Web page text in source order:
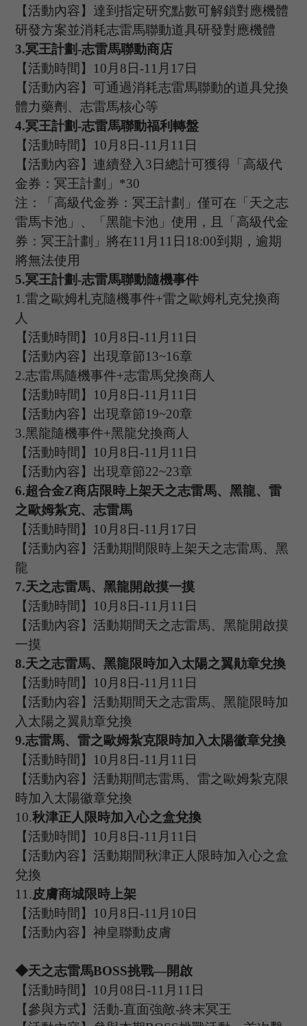
【活動內容】達到指定研究點數可解鎖對應機體
研發方案並消耗志雷馬聯動道具研發對應機體
3.冥王計劃-志雷馬聯動商店
【活動時間】 10 月 8 日-11 月 1 7 日
【活動內容】可通過消耗志雷馬聯動的道具兌換
體力藥劑、志雷馬核心等
4.冥王計劃-志雷馬聯動福利轉盤
【活動時間】 10 月 8 日-11 月 1 1 日
【活動內容】連續登入 3日總計可獲得「高級代
金券：冥王計劃」*30
注：「高級代金券：冥王計劃」僅可在「天之志
雷馬卡池」、「黑龍卡池」使用，且「高級代金
券：冥王計劃」將在11 月 1 1 日 1 8:00到期，逾期
將無法使用
5.冥王計劃-志雷馬聯動隨機事件
1.雷之歐姆札克隨機事件+雷之歐姆札克兌換商
人
【活動時間】 10 月 8 日-11 月 1 1 日
【活動內容】出現章節13~16章
2.志雷馬隨機事件+志雷馬兌換商人
【活動時間】 10 月 8 日-11 月 1 1 日
【活動內容】出現章節19~20章
3.黑龍隨機事件+黑龍兌換商人
【活動時間】 10 月 8 日-11 月 1 1 日
【活動內容】出現章節22~23章
6.超合金Z商店限時上架天之志雷馬、黑龍、雷
之歐姆紮克、志雷馬
【活動時間】 10 月 8 日-11 月 1 7 日
【活動內容】活動期間限時上架天之志雷馬、黑
龍
7.天之志雷馬、黑龍開啟摸一摸
【活動時間】 10 月 8 日-11 月 1 1 日
【活動內容】活動期間天之志雷馬、黑龍開啟摸
一摸
8.天之志雷馬、黑龍限時加入太陽之翼勛章兌換
【活動時間】 10 月 8 日-11 月 1 1 日
【活動內容】活動期間天之志雷馬、黑龍限時加
入太陽之翼勛章兌換
9.志雷馬、雷之歐姆紮克限時加入太陽徽章兌換
【活動時間】 10 月 8 日-11 月 1 1 日
【活動內容】活動期間志雷馬、雷之歐姆紮克限
時加入太陽徽章兌換
10.秋津正人限時加入心之盒兌換
【活動時間】 10 月 8 日-11 月 1 1 日
【活動內容】活動期間秋津正人限時加入心之盒
兌換
1 1.皮膚商城限時上架
【活動時間】 10 月 8 日-11 月 10 日
【活動內容】神皇聯動皮膚
◆天之志雷馬BOSS挑戰—開啟
【活動時間】 10 月08 日-11 月 11 日
【參與方式】活動-直面強敵-終末冥王